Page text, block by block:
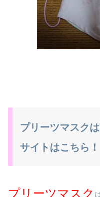
プリーツマスク
サイトはこちら！
プリーツマスク